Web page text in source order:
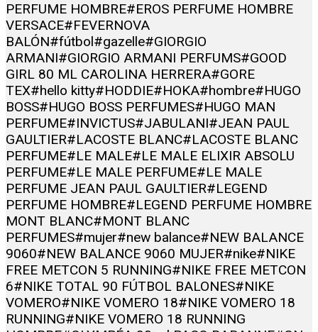
PERFUME HOMBRE#EROS PERFUME HOMBRE
VERSACE#FEVERNOVA
BALÓN#fútbol#gazelle#GIORGIO
ARMANI#GIORGIO ARMANI PERFUMS#GOOD
GIRL 80 ML CAROLINA HERRERA#GORE
TEX#hello kitty#HODDIE#HOKA#hombre#HUGO
BOSS#HUGO BOSS PERFUMES#HUGO MAN
PERFUME#INVICTUS#JABULANI#JEAN PAUL
GAULTIER#LACOSTE BLANC#LACOSTE BLANC
PERFUME#LE MALE#LE MALE ELIXIR ABSOLU
PERFUME#LE MALE PERFUME#LE MALE
PERFUME JEAN PAUL GAULTIER#LEGEND
PERFUME HOMBRE#LEGEND PERFUME HOMBRE
MONT BLANC#MONT BLANC
PERFUMES#mujer#new balance#NEW BALANCE
9060#NEW BALANCE 9060 MUJER#nike#NIKE
FREE METCON 5 RUNNING#NIKE FREE METCON
6#NIKE TOTAL 90 FÚTBOL BALONES#NIKE
VOMERO#NIKE VOMERO 18#NIKE VOMERO 18
RUNNING#NIKE VOMERO 18 RUNNING